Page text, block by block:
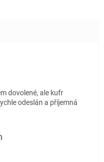
z 5 hvězdiček.
dovolené, ale kufr
odeslán a příjemná
5 z 5 hvězdiček.